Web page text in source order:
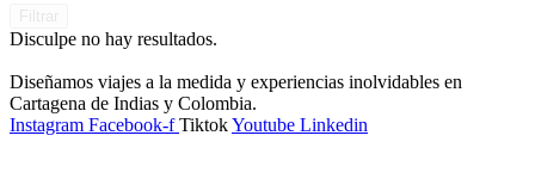
Disculpe no hay resultados.
Diseñamos viajes a la medida y experiencias inolvidables en
Cartagena de Indias y Colombia.
Instagram Facebook-f TiktokYoutube Linkedin